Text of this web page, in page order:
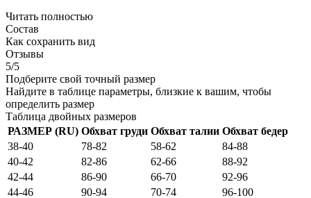
Читать полностью
Состав
Как сохранить вид
Отзывы
5/5
Подберите свой точный размер
Найдите в таблице параметры, близкие к вашим, чтобы
определить размер
Таблица двойных размеров
РАЗМЕР (RU) Обхват груди Обхват талии Обхват бедер
38-40
78-82 58-62
84-88
40-42
82-86 62-66
88-92
42-44
86-90 66-70
92-96
44-46
90-94 70-74
96-100